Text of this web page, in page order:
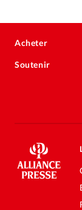
Acheter
Soutenir